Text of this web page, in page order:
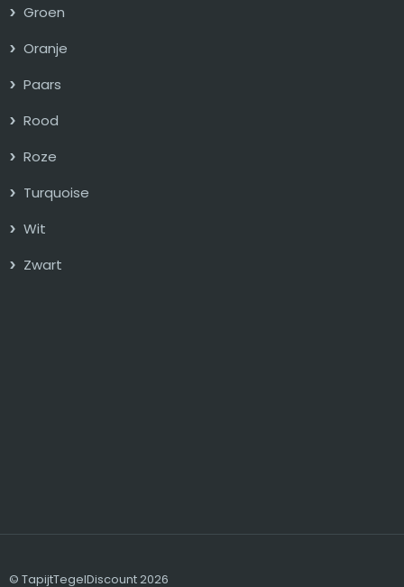
Groen
Oranje
Paars
Rood
Roze
Turquoise
Wit
Zwart
© TapijtTegelDiscount 2026